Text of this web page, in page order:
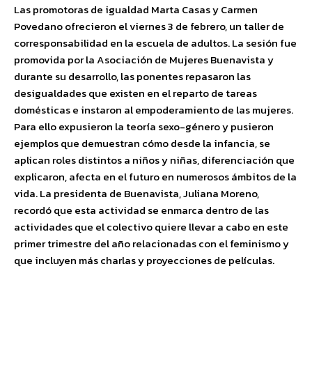
Las promotoras de igualdad Marta Casas y Carmen
Povedano ofrecieron el viernes 3 de febrero, un taller de
corresponsabilidad en la escuela de adultos. La sesión fue
promovida por la Asociación de Mujeres Buenavista y
durante su desarrollo, las ponentes repasaron las
desigualdades que existen en el reparto de tareas
domésticas e instaron al empoderamiento de las mujeres.
Para ello expusieron la teoría sexo-género y pusieron
ejemplos que demuestran cómo desde la infancia, se
aplican roles distintos a niños y niñas, diferenciación que
explicaron, afecta en el futuro en numerosos ámbitos de la
vida. La presidenta de Buenavista, Juliana Moreno,
recordó que esta actividad se enmarca dentro de las
actividades que el colectivo quiere llevar a cabo en este
primer trimestre del año relacionadas con el feminismo y
que incluyen más charlas y proyecciones de películas.